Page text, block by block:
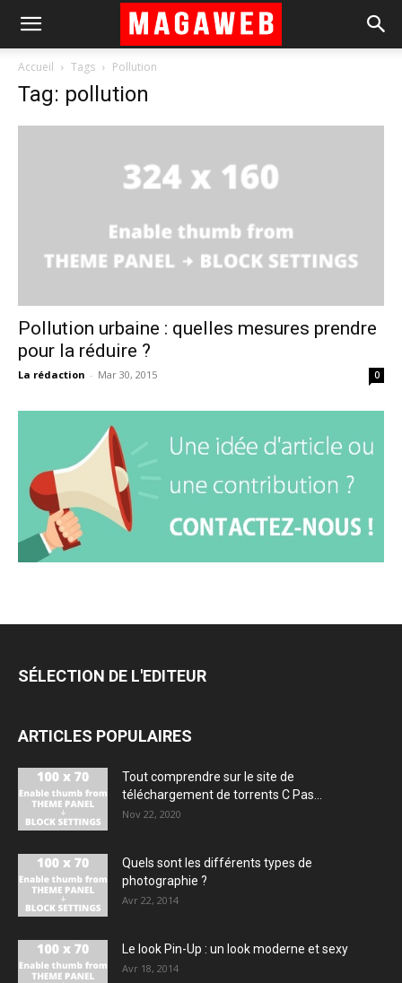
Accueil Tags Pollution
Tag: pollution
Pollution urbaine : quelles mesures prendre
pour la réduire ?
La rédaction - Mar 30, 2015 0
SÉLECTION DE L'EDITEUR
ARTICLES POPULAIRES
Tout comprendre sur le site de
téléchargement de torrents C Pas...
Nov 22, 2020
Quels sont les différents types de
photographie ?
Avr 22, 2014
Le look Pin-Up : un look moderne et sexy
Avr 18, 2014